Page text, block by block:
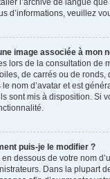
l’archive de langue
d’informations, veuillez
image associée à mon
lors de la consultation de
de carrés ou de
nom d’avatar et est
sont mis à disposition. Si
puis-je le modifier ?
dessous de votre nom
Dans la plupart